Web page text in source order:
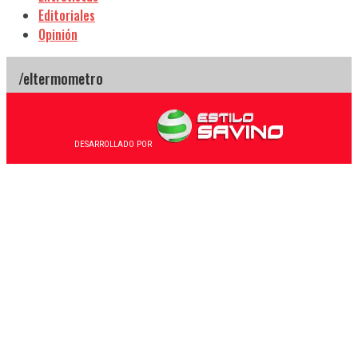
Editoriales
Opinión
DESARROLLADO POR